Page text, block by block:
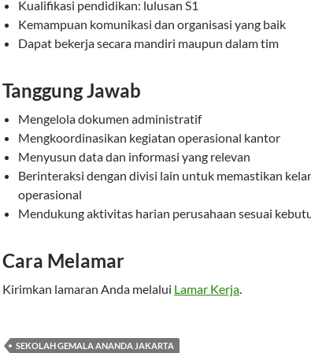
Kualifikasi pendidikan: lulusan S1
Kemampuan komunikasi dan organisasi yang baik
Dapat bekerja secara mandiri maupun dalam tim
Tanggung Jawab
Mengelola dokumen administratif
Mengkoordinasikan kegiatan operasional kantor
Menyusun data dan informasi yang relevan
Berinteraksi dengan divisi lain untuk memastikan
operasional
Mendukung aktivitas harian perusahaan sesuai
Cara Melamar
Kirimkan lamaran Anda melalui Lamar Kerja.
SEKOLAH GEMALA ANANDA JAKARTA